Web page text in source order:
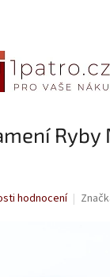
Ryby
hodnocení